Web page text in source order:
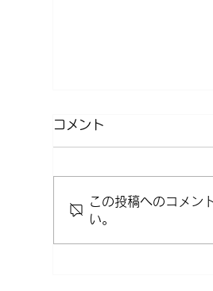
働く人に「3つの予
コメント
この投稿へのコメン
い。